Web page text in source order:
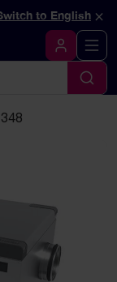
to English ×
Logga in
Sök